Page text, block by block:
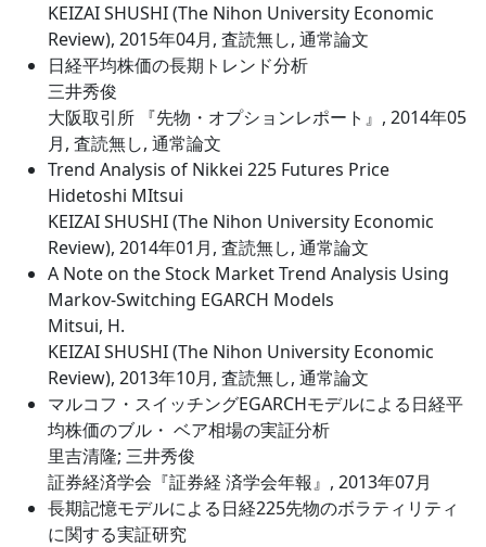
KEIZAI SHUSHI (The Nihon University Economic
Review), 2015年04月, 査読無し, 通常論文
日経平均株価の長期トレンド分析
三井秀俊
大阪取引所 『先物・オプションレポート』, 2014年05
月, 査読無し, 通常論文
Trend Analysis of Nikkei 225 Futures Price
Hidetoshi MItsui
KEIZAI SHUSHI (The Nihon University Economic
Review), 2014年01月, 査読無し, 通常論文
A Note on the Stock Market Trend Analysis Using
Markov-Switching EGARCH Models
Mitsui, H.
KEIZAI SHUSHI (The Nihon University Economic
Review), 2013年10月, 査読無し, 通常論文
マルコフ・スイッチングEGARCHモデルによる日経平
均株価のブル・ ベア相場の実証分析
里吉清隆; 三井秀俊
証券経済学会『証券経 済学会年報』, 2013年07月
長期記憶モデルによる日経225先物のボラティリティ
に関する実証研究